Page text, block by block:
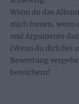
Wenn du das
mich freuen, wenn
und Argumente
(Wenn du dich bei
Bewertung
bereichern!